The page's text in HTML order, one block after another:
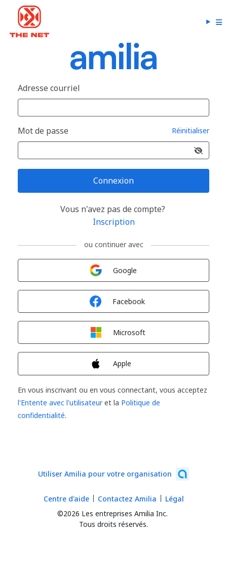
Adresse courriel
Mot de passe Réinitialiser
Connexion
Vous n'avez pas de compte?
Inscription
ou continuer avec
Google
Facebook
Microsoft
Apple
En vous inscrivant ou en vous connectant, vous acceptez
l'Entente avec l'utilisateuret la Politique de
confidentialité.
Utiliser Amilia pour votre organisation
©2026 Les entreprises Amilia Inc.
Tous droits réservés.
Centre d'aide Contactez Amilia Légal